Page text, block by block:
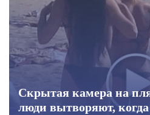
Скрытая камера на
люди вытворяют, когда